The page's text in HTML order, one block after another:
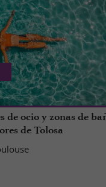
de ocio y zonas de
de Tolosa